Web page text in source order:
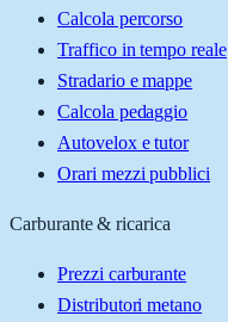
Calcola percorso
Traffico in tempo reale
Stradario e mappe
Calcola pedaggio
Autovelox e tutor
Orari mezzi pubblici
Carburante & ricarica
Prezzi carburante
Distributori metano